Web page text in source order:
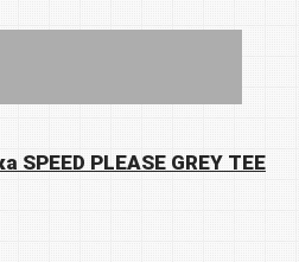
PLEASE GREY TEE